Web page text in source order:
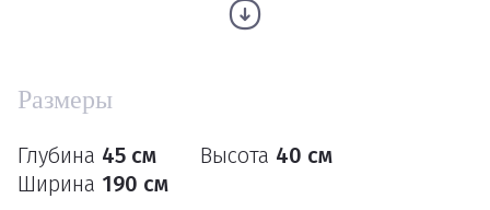
Размеры
Глубина 45 см Высота 40 см
Ширина 190 см